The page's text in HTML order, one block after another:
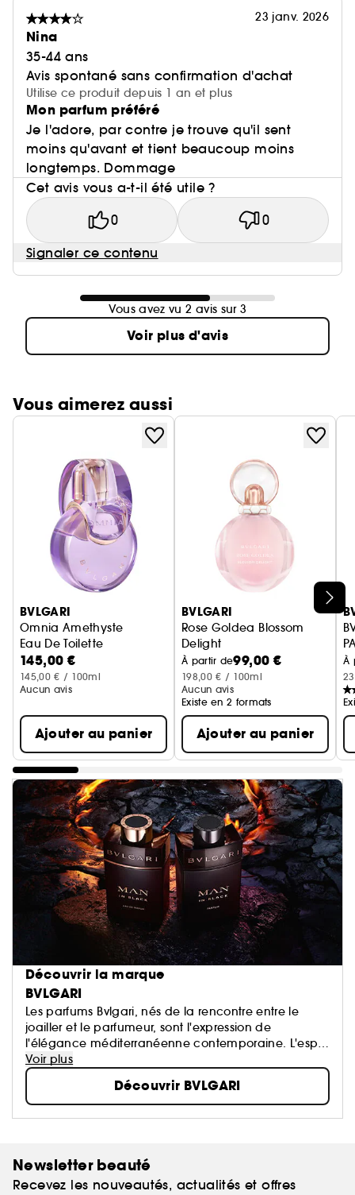
23 janv. 2026
Nina
35-44 ans
Avis spontané sans confirmation d'achat
Utilise ce produit depuis 1 an et plus
Mon parfum préféré
Je l'adore, par contre je trouve qu'il sent
moins qu'avant et tient beaucoup moins
longtemps. Dommage
Cet avis vous a-t-il été utile ?
0 0
Signaler ce contenu
Vous avez vu 2 avis sur 3
Voir plus d'avis
Vous aimerez aussi
Ignorer le carrousel produits
BVLGARI
Omnia Amethyste
Eau De Toilette
145,00 €
145,00 € / 100ml
Aucun avis
Ajouter au panier
BVLGARI
Rose Goldea Blossom
Delight
Eau De Toilette
À partir de99,00 €
198,00 € / 100ml
Aucun avis
Existe en 2 formats
Ajouter au panier
À
Découvrir la marque
BVLGARI
Les parfums Bvlgari, nés de la rencontre entre le
joailler et le parfumeur, sont l'expression de
l'élégance méditerranéenne contemporaine. L'esprit
novateur, le sens de la magnificence et la maîtrise
des couleurs sont profondément ancrés dans la ville
Voir plus
Découvrir BVLGARI
Newsletter beauté
Recevez les nouveautés, actualités et offres